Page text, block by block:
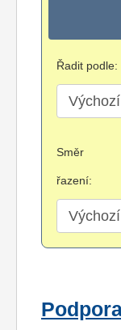
Řadit podle:
Směr
řazení: